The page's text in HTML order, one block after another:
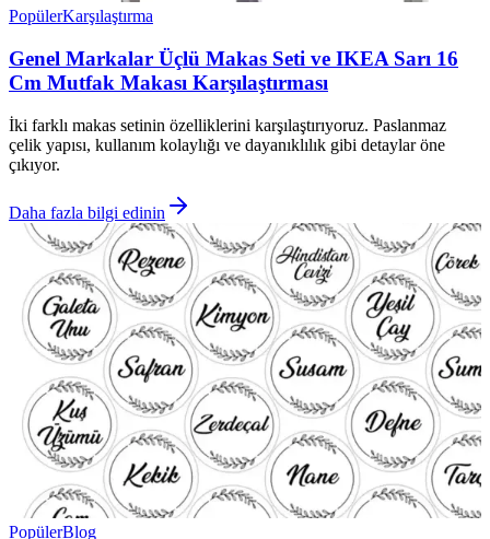
PopülerKarşılaştırma
Genel Markalar Üçlü Makas Seti ve IKEA Sarı 16
Cm Mutfak Makası Karşılaştırması
İki farklı makas setinin özelliklerini karşılaştırıyoruz. Paslanmaz
çelik yapısı, kullanım kolaylığı ve dayanıklılık gibi detaylar öne
çıkıyor.
Daha fazla bilgi edinin
PopülerBlog